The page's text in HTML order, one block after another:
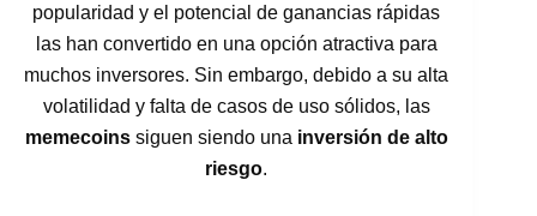
popularidad y el potencial de ganancias rápidas
las han convertido en una opción atractiva para
muchos inversores. Sin embargo, debido a su alta
volatilidad y falta de casos de uso sólidos, las
memecoinssiguen siendo una inversión de alto
riesgo.